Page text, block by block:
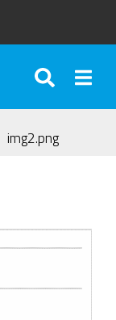
img2.png